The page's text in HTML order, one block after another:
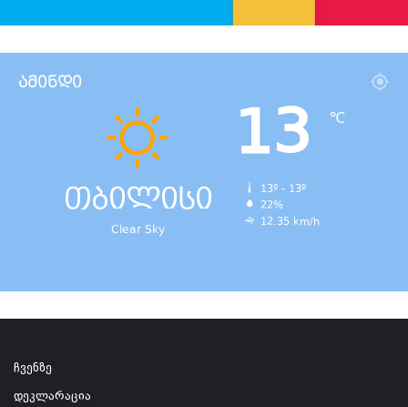
ამინდი
თბილისი
Clear Sky
13 ℃
13º - 13º
22%
12.35 km/h
ჩვენზე
დეკლარაცია